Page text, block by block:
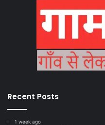
Recent Posts
1 week ago